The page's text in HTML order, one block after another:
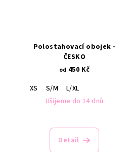
Polostahovací obojek -
ČESKO
od 450 Kč
XS
S/M
L/XL
Ušijeme do 14 dnů
Detail